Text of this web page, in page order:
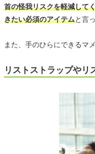
首の怪我リスクを軽減して
きたい必須のアイテムと言
また、手のひらにできるマ
リストストラップやリ